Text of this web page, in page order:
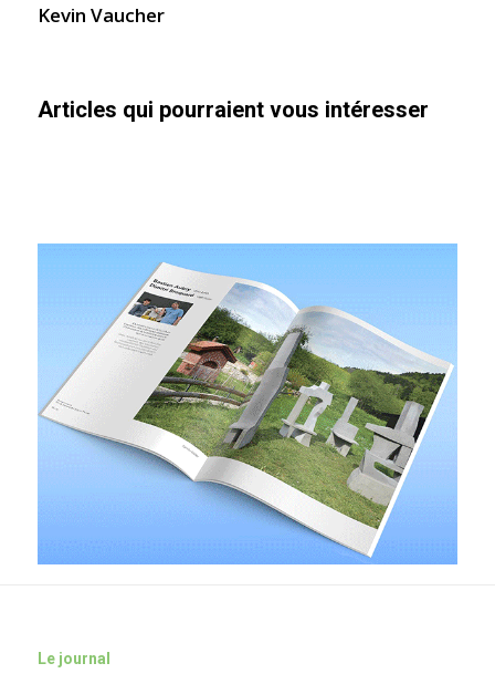
Kevin Vaucher
Articles qui pourraient vous intéresser
Le journal